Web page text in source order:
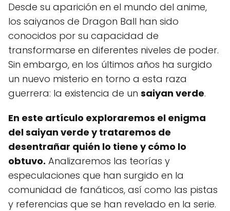
Desde su aparición en el mundo del anime,
los saiyanos de Dragon Ball han sido
conocidos por su capacidad de
transformarse en diferentes niveles de poder.
Sin embargo, en los últimos años ha surgido
un nuevo misterio en torno a esta raza
guerrera: la existencia de un saiyan verde.
En este artículo exploraremos el enigma
del saiyan verde y trataremos de
desentrañar quién lo tiene y cómo lo
obtuvo. Analizaremos las teorías y
especulaciones que han surgido en la
comunidad de fanáticos, así como las pistas
y referencias que se han revelado en la serie.